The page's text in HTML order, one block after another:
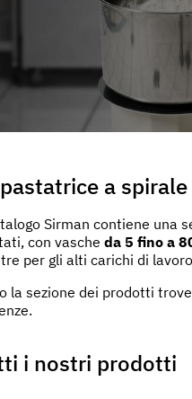
suo utilizzo dei loro servizi.
a
Sirman contiene una
con vasche da 5 fino a
per gli alti carichi di
la sezione dei prodotti
i nostri prodotti